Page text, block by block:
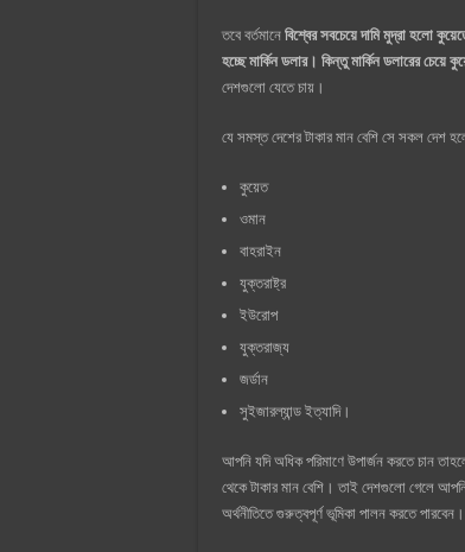
তবে বর্তমানে বিশ্বের সবচেয়ে দামি মুদ্রা হলো
হচ্ছে মার্কিন ডলার। কিন্তু মার্কিন ডলারের চেয়ে
দেশগুলো যেতে চায়।
যে সমস্ত দেশের টাকার মান বেশি সে সকল দেশ
কুয়েত
ওমান
বাহরাইন
যুক্তরাষ্ট্র
ইউরোপ
যুক্তরাজ্য
জর্ডান
সুইজারল্যান্ড ইত্যাদি।
আপনি যদি অধিক পরিমাণে উপার্জন করতে চান
থেকে টাকার মান বেশি। তাই দেশগুলো গেলে
অর্থনীতিতে গুরুত্বপূর্ণ ভূমিকা পালন করতে পারবেন।